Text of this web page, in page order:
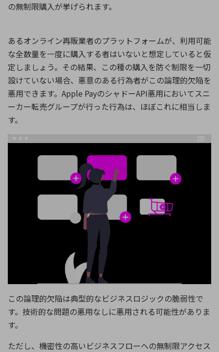
の無制限購入が挙げられます。
あるオンライン再販業者のプラットフォームが、利用可能
な全数量を一度に購入する者はいないと想定していると仮
定しましょう。その結果、この種の購入を防ぐ制限を一切
設けていない場合、悪意のある行為者がこの論理的欠陥を
悪用できます。 Apple PayのシャドーAPI悪用においてスニ
ーカー転売グループが行った行為は、ほぼこれに相当しま
す。
この論理的欠陥は典型的なビジネスロジックの脆弱性で
す。技術的な問題の悪用なしに悪用される可能性がありま
す。
ただし、機密性の高いビジネスフローへの無制限アクセス